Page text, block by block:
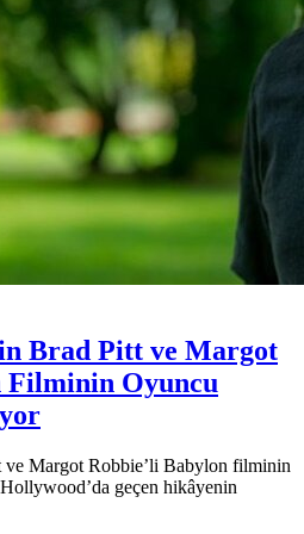
Brad Pitt ve Margot
Filminin Oyuncu
ve Margot Robbie’li Babylon filminin
geçen hikâyenin